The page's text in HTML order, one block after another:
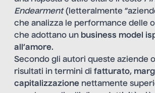
Endearment(letteralmente
che analizza le performance delle
che adottano un business model
all’amore.
Secondo gli autori queste aziende
risultati in termini di fatturato,
capitalizzazione nettamente